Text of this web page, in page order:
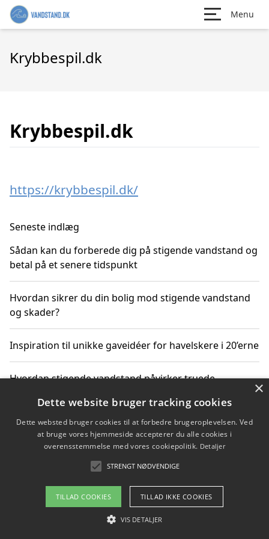
Menu
Krybbespil.dk
Krybbespil.dk
https://krybbespil.dk/
Seneste indlæg
Sådan kan du forberede dig på stigende vandstand og
betal på et senere tidspunkt
Hvordan sikrer du din bolig mod stigende vandstand
og skader?
Inspiration til unikke gaveidéer for havelskere i 20’erne
Hvordan stigende vandstand påvirker truede
Sådan vælger du de bedste vandrerygsække til
vandreture i Danmark
Copyright 2026 - Pilanto Aps
Om / kontakt
×
Dette website bruger tracking cookies
Dette websted bruger cookies til at forbedre brugeroplevelsen. Ved
at bruge vores hjemmeside accepterer du alle cookies i
overensstemmelse med vores cookiepolitik. Detaljer
STRENGT NØDVENDIGE
TILLAD COOKIES TILLAD IKKE COOKIES
VIS DETALJER